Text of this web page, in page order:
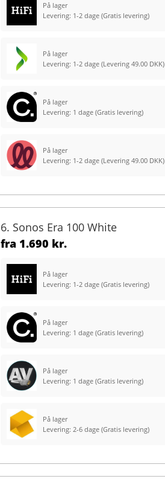
På lager
Levering: 1-2 dage (Gratis levering)
På lager
Levering: 1-2 dage (Levering 49.00 DKK)
På lager
Levering: 1 dage (Gratis levering)
På lager
Levering: 1-2 dage (Levering 49.00 DKK)
6. Sonos Era 100 White
fra 1.690 kr.
På lager
Levering: 1-2 dage (Gratis levering)
På lager
Levering: 1 dage (Gratis levering)
På lager
Levering: 1 dage (Gratis levering)
På lager
Levering: 2-6 dage (Gratis levering)